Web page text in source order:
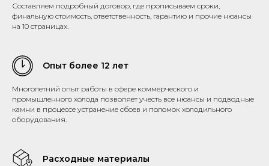
Составляем подробный договор, где прописываем сроки,
финальную стоимость, ответственность, гарантию и прочие нюансы
на 10 страницах.
Опыт более 12 лет
Многолетний опыт работы в сфере коммерческого и
промышленного холода позволяет учесть все нюансы и подводные
камни в процессе устранение сбоев и поломок холодильного
оборудования.
Расходные материалы